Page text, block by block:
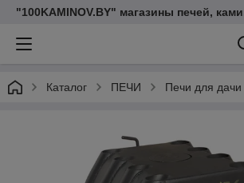
"100KAMINOV.BY" магазины печей,
Каталог ПЕЧИ Печи для дачи